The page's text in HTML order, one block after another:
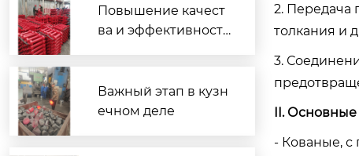
роизводство зубчат
ых реек устанавлив
Повышение качест
ва и эффективности
Хунвэя устанавлива
ет рекорд по объем
Важный этап в кузн
ечном деле
2. Передача
толкания и
3.
II.
- Кованые, с